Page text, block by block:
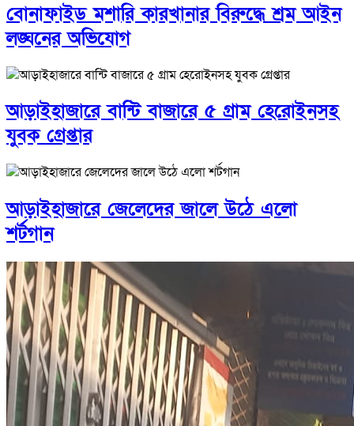
বোনাফাইড মশারি কারখানার বিরুদ্ধে শ্রম আইন
লঙ্ঘনের অভিযোগ
আড়াইহাজারে বান্টি বাজারে ৫ গ্রাম হেরোইনসহ
যুবক গ্রেপ্তার
আড়াইহাজারে জেলেদের জালে উঠে এলো
শর্টগান